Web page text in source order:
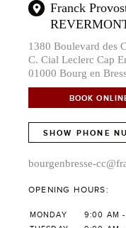
Franck
1380 Boulevard des
C. Cial Leclerc Cap
01000 Bourg en
BOOK
SHOW PHONE
bourgenbresse-
OPENING HOURS:
MONDAY
9:00 AM -